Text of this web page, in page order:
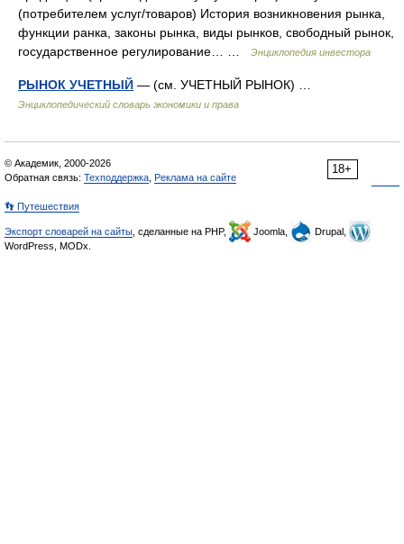
(потребителем услуг/товаров) История возникновения рынка,
функции ранка, законы рынка, виды рынков, свободный рынок,
государственное регулирование… …
Энциклопедия инвестора
РЫНОК УЧЕТНЫЙ — (см. УЧЕТНЫЙ РЫНОК) …
Энциклопедический словарь экономики и права
18+
© Академик, 2000-2026
Обратная связь: Техподдержка Реклама на сайте
👣 Путешествия
Экспорт словарей на сайты , сделанные на PHP, Joomla,
Drupal,
WordPress, MODx.